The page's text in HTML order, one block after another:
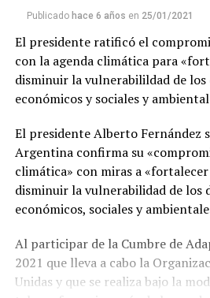
Publicado hace 6 años en 25/01/2021
El presidente ratificó el
con la agenda climática para
disminuir la vulnerabilildad de
económicos y sociales y
El presidente Alberto Fernández
Argentina confirma su
climática» con miras a
disminuir la vulnerabilidad de los
económicos, sociales y
Al participar de la Cumbre de
2021 que lleva a cabo la
Unidas y que se realiza bajo la